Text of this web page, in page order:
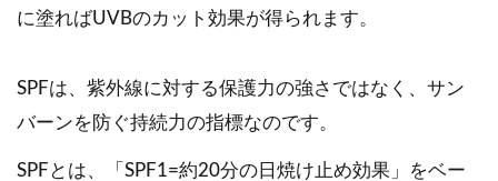
に塗ればUVBのカット効果が得られます。
SPFは、紫外線に対する保護力の強さではなく、サン
バーンを防ぐ持続力の指標なのです。
SPFとは、「SPF1=約20分の日焼け止め効果」をベー